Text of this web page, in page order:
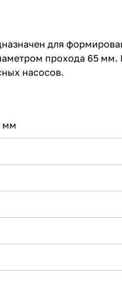
для
прохода 65 мм.
насосов.
мм